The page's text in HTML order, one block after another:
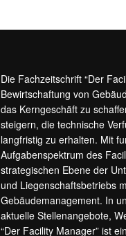
Die Fachzeitschrift “Der
Bewirtschaftung von
das Kerngeschäft zu
steigern, die technische
langfristig zu erhalten. Mit
Aufgabenspektrum des
strategischen Ebene der
und Liegenschaftsbetriebs
Gebäudemanagement. In
aktuelle Stellenangebote,
“Der Facility Manager” ist